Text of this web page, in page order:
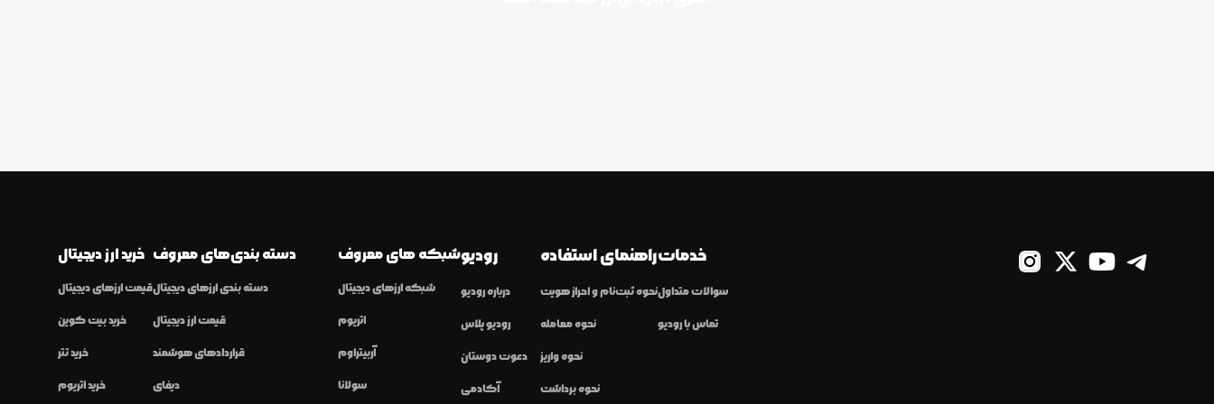
خرید ارز دیجیتال
قیمت ارزهای دیجیتال
خرید بیت کوین
خرید تتر
خرید اتریوم
دسته بندی‌های معروف
دسته بندی ارزهای دیجیتال
قیمت ارز دیجیتال
قراردادهای هوشمند
دیفای
شبکه های معروف
شبکه ارزهای دیجیتال
اتریوم
آربیتراوم
سولانا
رودیو
درباره رودیو
رودیو پلاس
دعوت دوستان
آکادمی
راهنمای استفاده
نحوه ثبت‌نام و احراز هویت
نحوه معامله
نحوه واریز
نحوه برداشت
خدمات
سوالات متداول
تماس با رودیو